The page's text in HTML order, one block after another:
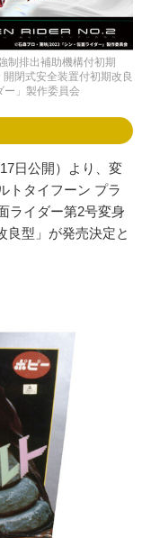
制排出補助機構付初期
閉式安全装置付初期改良
ー」製作委員会
日公開）より、変
トタイフーン プラ
ライダー第2号変身
良型」が発売決定と